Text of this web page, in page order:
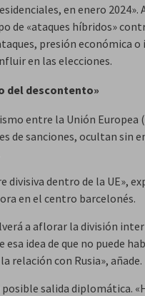
en enero 2024».
de «ataques híbridos»
presión económica o
en las elecciones.
del descontento»
entre la Unión Europea
de sanciones, ocultan sin
dentro de la UE»,
en el centro barcelonés.
a aflorar la división
idea de que no puede
relación con Rusia», añade.
salida diplomática.